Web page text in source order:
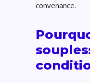
convenance.